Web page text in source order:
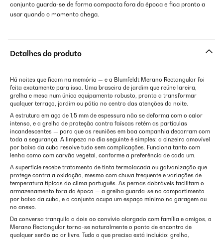
conjunto guarda-se de forma compacta fora da época e fica pronto a
usar quando o momento chega.
Detalhes do produto
Há noites que ficam na memória — e a Blumfeldt Merano Rectangular foi
feita exatamente para isso. Uma braseira de jardim que reúne lareira,
grelha e mesa num único equipamento robusto, pronto a transformar
qualquer terraço, jardim ou pátio no centro das atenções da noite.
A estrutura em aço de 1,5 mm de espessura não se deforma com o calor
intenso, e a grelha de proteção contra faíscas retém as partículas
incandescentes — para que as reuniões em boa companhia decorram com
toda a segurança. A limpeza no dia seguinte é simples: a cinzeira amovível
por baixo da cuba resolve tudo sem complicações. Funciona tanto com
lenha como com carvão vegetal, conforme a preferência de cada um.
A superfície recebe tratamento de tinta termolacada ou galvanização que
protege contra a oxidação, mesmo com chuva frequente e variações de
temperatura típicas do clima português. As pernas dobráveis facilitam o
armazenamento fora da época — a grelha guarda-se no compartimento
por baixo da cuba, e o conjunto ocupa um espaço mínimo na garagem ou
no anexo.
Da conversa tranquila a dois ao convívio alargado com família e amigos, a
Merano Rectangular torna-se naturalmente o ponto de encontro de
qualquer serão ao ar livre. Tudo o que precisa está incluído: grelha,